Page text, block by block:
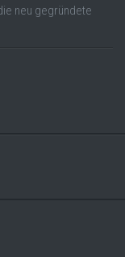
neu gegründete